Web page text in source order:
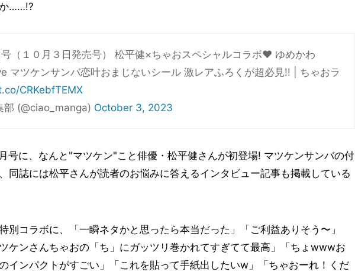
……!?
（１０月３日発売号） 松平健×ちゃおスペシャルコラボ♥ ゆめかわ
マツケンサンバ恋叶おまじないシール 激レアふろくが超必見!! | ちゃおラ
CRKebfTEMX
(@ciao_manga) October 3, 2023
月号に、なんと"マツケン"こと俳優・松平健さんが初登場! マツケンサンバの付
同誌には松平さんが読者のお悩みに答えるインタビュー記事も掲載している
別コラボに、「一瞬ネタかと思ったら本当だった」「ご利益ありそう〜」
ツケンさんちゃおの「ち」にガッツリ巻かれてすぎてて最高」「ちょwwwお
インパクトがすごい」「これを貼って手紙出したいw」「ちゃおーれ！くだ